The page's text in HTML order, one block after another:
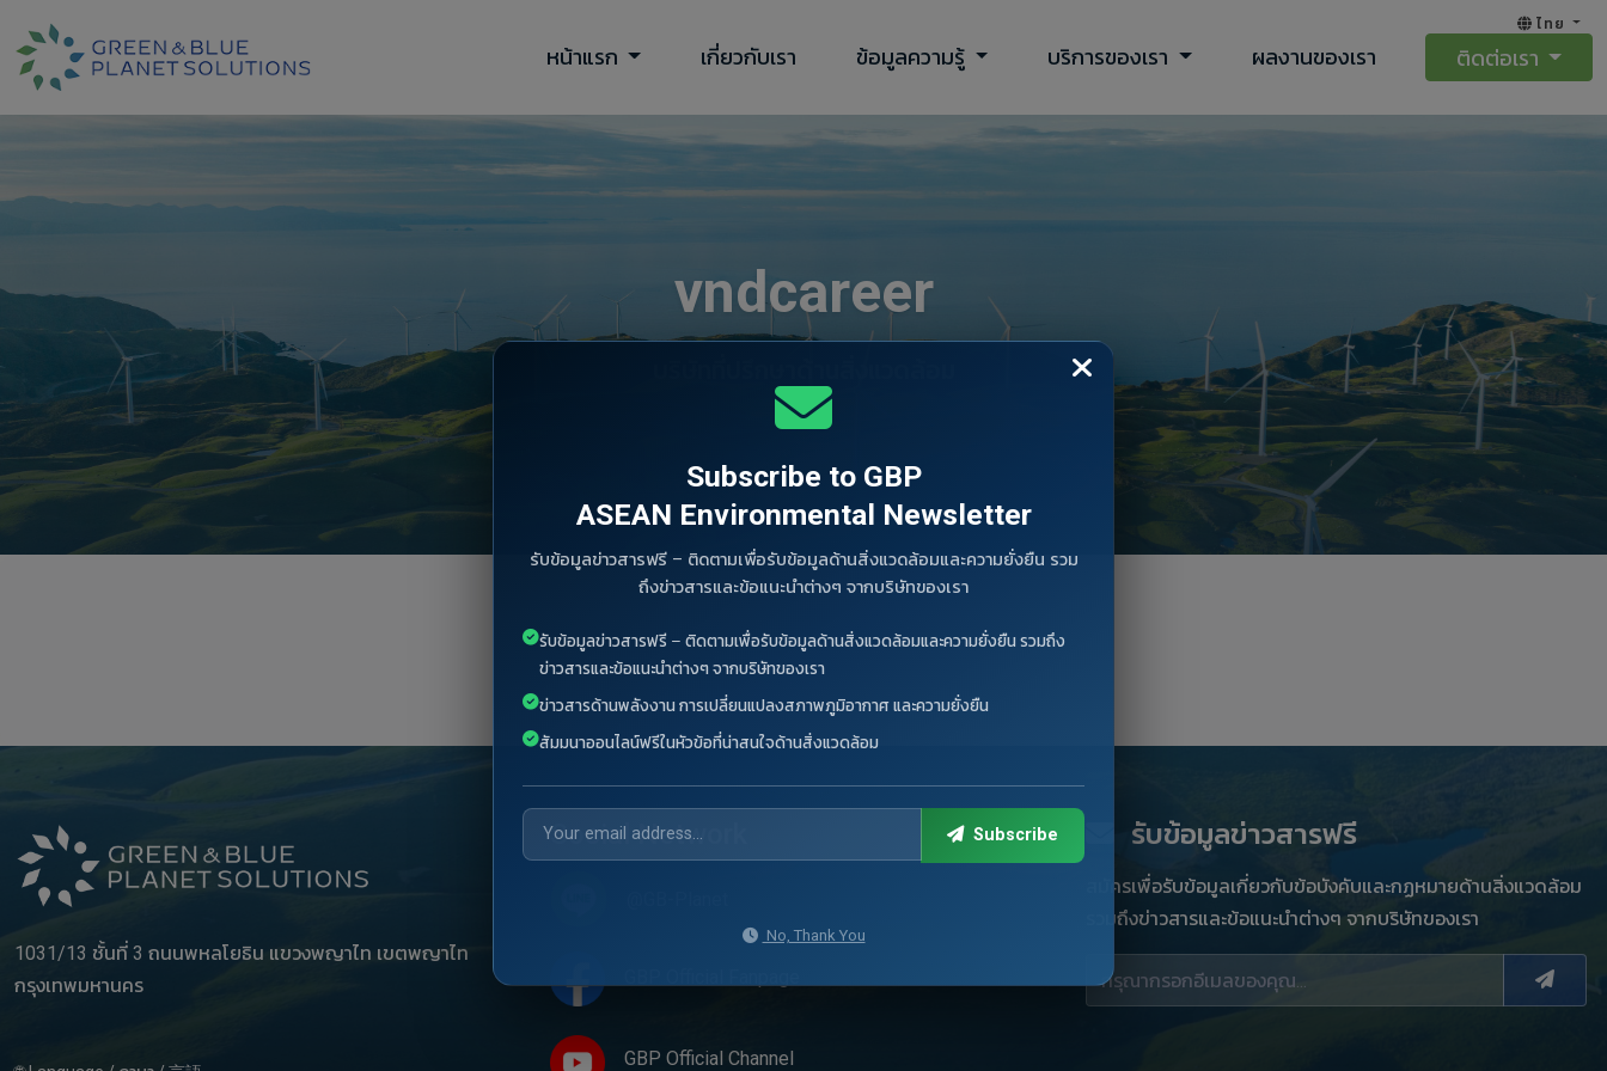
ไทย
หน้าแรก เกี่ยวกับเรา ข้อมูลความรู้ บริการของเรา ผลงานของเรา ติดต่อเรา
vndcareer
1031/13 ชั้นที่ 3 ถนนพหลโยธิน แขวงพญาไท เขตพญาไท
กรุงเทพมหานคร
Social Network
GBP Official Channel
รับข้อมูลข่าวสารฟรี
สมัครเพื่อรับข้อมูลเกี่ยวกับข้อบังคับและกฏหมายด้านสิ่งแวดล้อม
รวมถึงข่าวสารและข้อแนะนำต่างๆ จากบริษัทของเรา
Subscribe to GBP
ASEAN Environmental Newsletter
รับข้อมูลข่าวสารฟรี – ติดตามเพื่อรับข้อมูลด้านสิ่งแวดล้อมและความยั่งยืน รวม
ถึงข่าวสารและข้อแนะนำต่างๆ จากบริษัทของเรา
รับข้อมูลข่าวสารฟรี – ติดตามเพื่อรับข้อมูลด้านสิ่งแวดล้อมและความยั่งยืน รวมถึง
ข่าวสารและข้อแนะนำต่างๆ จากบริษัทของเรา
ข่าวสารด้านพลังงาน การเปลี่ยนแปลงสภาพภูมิอากาศ และความยั่งยืน
สัมมนาออนไลน์ฟรีในหัวข้อที่น่าสนใจด้านสิ่งแวดล้อม
Subscribe
No, Thank You